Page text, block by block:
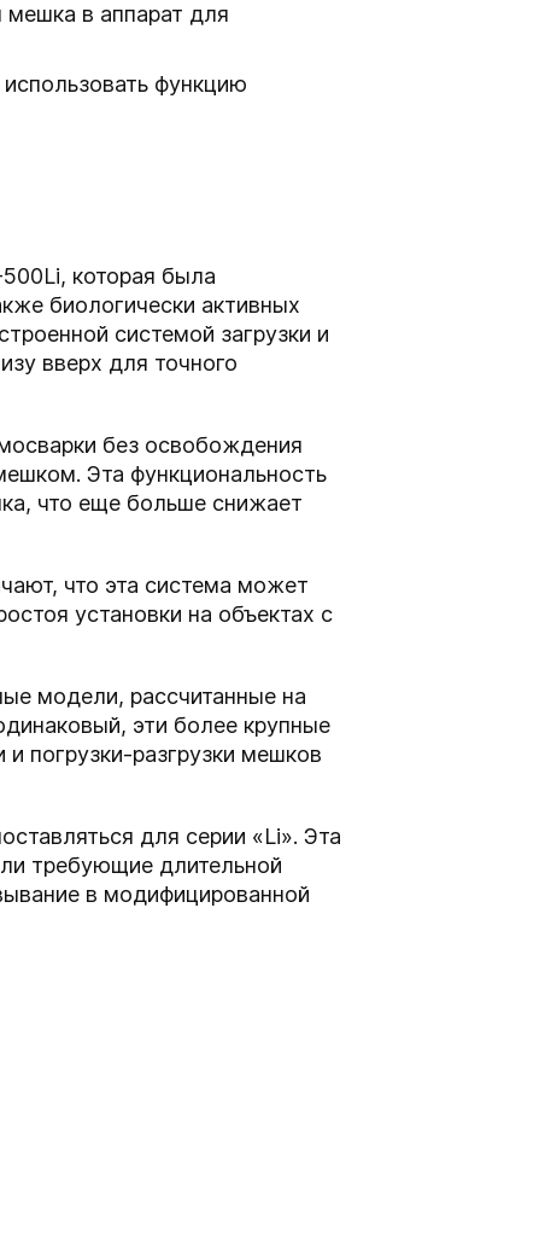
в аппарат для
функцию
которая была
биологически активных
системой загрузки и
вверх для точного
без освобождения
Эта функциональность
что еще больше снижает
что эта система может
установки на объектах с
модели, рассчитанные на
эти более крупные
погрузки-разгрузки мешков
для серии «Li». Эта
требующие длительной
в модифицированной